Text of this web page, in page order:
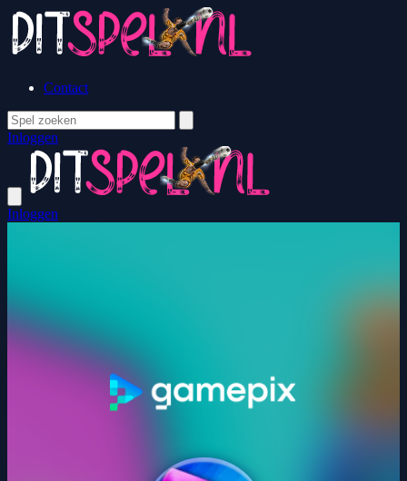
Contact
Inloggen
Inloggen